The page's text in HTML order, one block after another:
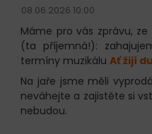
08.06.2026 10:00
Máme pro vás zprávu,
(ta příjemná!):
termíny muzikálu Ať žijí
Na jaře jsme měli
neváhejte a zajistěte si
nebudou.